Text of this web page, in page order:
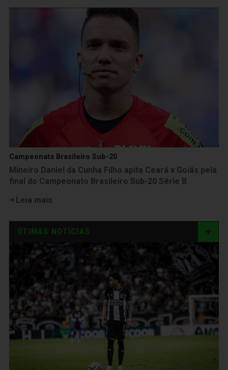
Campeonato Brasileiro Sub-20
Mineiro Daniel da Cunha Filho apita Ceará x Goiás pela
final do Campeonato Brasileiro Sub-20 Série B
Leia mais
ÚTIMAS NOTÍCIAS